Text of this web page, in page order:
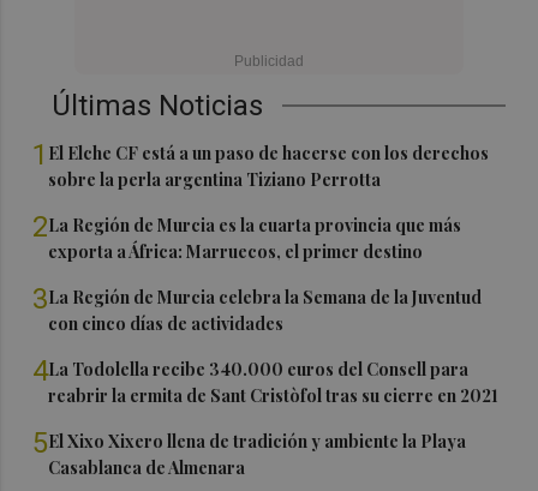
Últimas Noticias
1 El Elche CF está a un paso de hacerse con los derechos
sobre la perla argentina Tiziano Perrotta
2La Región de Murcia es la cuarta provincia que más
exporta a África: Marruecos, el primer destino
3La Región de Murcia celebra la Semana de la Juventud
con cinco días de actividades
4La Todolella recibe 340.000 euros del Consell para
reabrir la ermita de Sant Cristòfol tras su cierre en 2021
5El Xixo Xixero llena de tradición y ambiente la Playa
Casablanca de Almenara